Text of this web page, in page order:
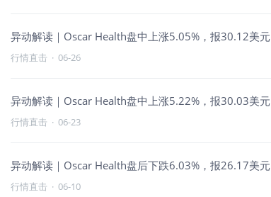
异动解读｜Oscar Health盘中上涨5.05%，报30.12美元
行情直击 · 06-26
异动解读｜Oscar Health盘中上涨5.22%，报30.03美元
行情直击 · 06-23
异动解读｜Oscar Health盘后下跌6.03%，报26.17美元
行情直击 · 06-10